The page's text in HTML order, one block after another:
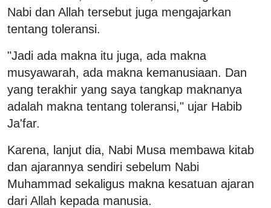
Nabi dan Allah tersebut juga mengajarkan
tentang toleransi.
"Jadi ada makna itu juga, ada makna
musyawarah, ada makna kemanusiaan. Dan
yang terakhir yang saya tangkap maknanya
adalah makna tentang toleransi," ujar Habib
Ja'far.
Karena, lanjut dia, Nabi Musa membawa kitab
dan ajarannya sendiri sebelum Nabi
Muhammad sekaligus makna kesatuan ajaran
dari Allah kepada manusia.